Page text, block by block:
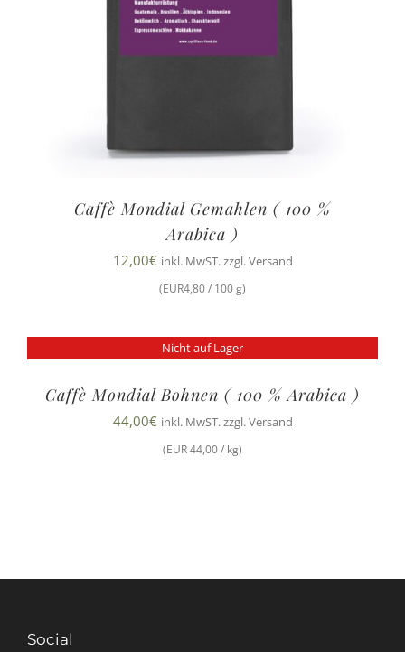
Caffè Mondial Gemahlen ( 100 %
Arabica )
12,00€ inkl. MwST. zzgl. Versand
(EUR4,80 / 100 g)
Nicht auf Lager
Caffè Mondial Bohnen ( 100 % Arabica )
44,00€ inkl. MwST. zzgl. Versand
(EUR 44,00 / kg)
Social